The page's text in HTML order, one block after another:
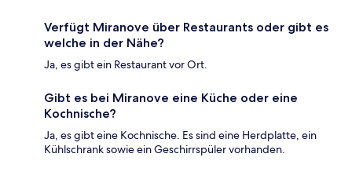
Verfügt Miranove über Restaurants oder gibt es
welche in der Nähe?
Ja, es gibt ein Restaurant vor Ort.
Gibt es bei Miranove eine Küche oder eine
Kochnische?
Ja, es gibt eine Kochnische. Es sind eine Herdplatte, ein
Kühlschrank sowie ein Geschirrspüler vorhanden.